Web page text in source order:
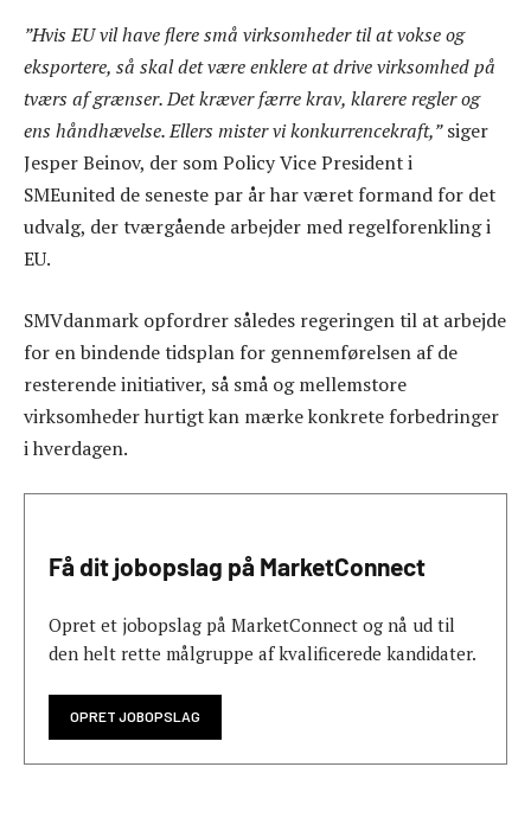
”Hvis EU vil have flere små virksomheder til at vokse og
eksportere, så skal det være enklere at drive virksomhed på
tværs af grænser. Det kræver færre krav, klarere regler og
ens håndhævelse. Ellers mister vi konkurrencekraft,”siger
Jesper Beinov, der som Policy Vice President i
SMEunited de seneste par år har været formand for det
udvalg, der tværgående arbejder med regelforenkling i
EU.
SMVdanmark opfordrer således regeringen til at arbejde
for en bindende tidsplan for gennemførelsen af de
resterende initiativer, så små og mellemstore
virksomheder hurtigt kan mærke konkrete forbedringer
i hverdagen.
Få dit jobopslag på MarketConnect
Opret et jobopslag på MarketConnect og nå ud til
den helt rette målgruppe af kvalificerede kandidater.
OPRET JOBOPSLAG